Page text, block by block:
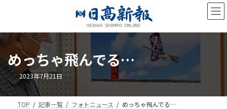
ン
ツ
へ
キ
ッ
プ
ー
シ
ョ
に
移
動
めっちゃ飛んでる…
2023年7月21日
TOP 記事一覧 フォトニュース めっちゃ飛んでる…